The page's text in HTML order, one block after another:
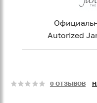
Autorized
0 ОТЗЫВОВ